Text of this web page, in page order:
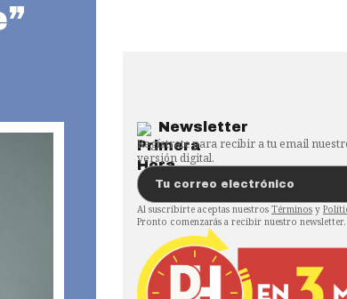
Newsletter
Regístrate para recibir a tu email
versión digital.
Al suscribirte aceptas nuestros Términos y
Pronto comenzarás a recibir nuestro newsletter.